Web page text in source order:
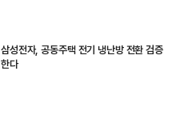
삼성전자, 공동주택 전기 냉난방 전환 검증
한다